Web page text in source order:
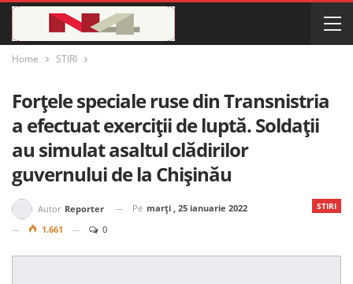
Home STIRI
Forțele speciale ruse din Transnistria
a efectuat exerciții de luptă. Soldații
au simulat asaltul clădirilor
guvernului de la Chișinău
STIRI
Autor Reporter Pe marți , 25 ianuarie 2022
1.661
0